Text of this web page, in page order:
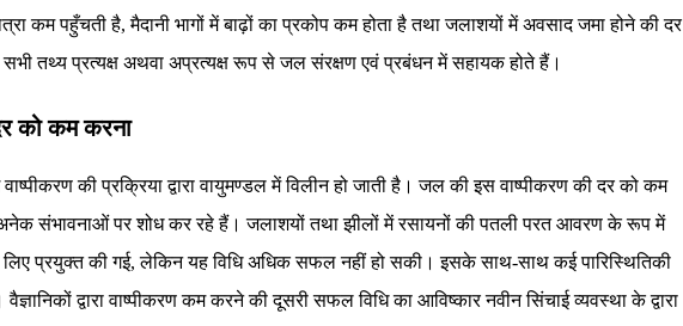
कम पहुँचती है, मैदानी भागों में बाढ़ों का प्रकोप कम होता है तथा जलाशयों में अवसाद जमा होने की दर
तथ्य प्रत्यक्ष अथवा अप्रत्यक्ष रूप से जल संरक्षण एवं प्रबंधन में सहायक होते हैं।
को कम करना
वाष्पीकरण की प्रक्रिया द्वारा वायुमण्डल में विलीन हो जाती है। जल की इस वाष्पीकरण की दर को कम
संभावनाओं पर शोध कर रहे हैं। जलाशयों तथा झीलों में रसायनों की पतली परत आवरण के रूप में
लिए प्रयुक्त की गई, लेकिन यह विधि अधिक सफल नहीं हो सकी। इसके साथ-साथ कई पारिस्थितिकी
द्वारा वाष्पीकरण कम करने की दूसरी सफल विधि का आविष्कार नवीन सिंचाई व्यवस्था के द्वारा